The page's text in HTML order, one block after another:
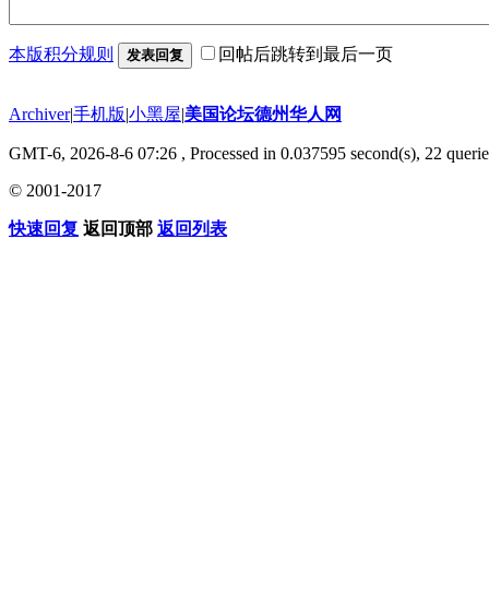
本版积分规则 发表回复 回帖后跳转到最后一页
Archiver|手机版|小黑屋|美国论坛德州华人网
GMT-6, 2026-8-6 07:26 , Processed in 0.037595 second(s), 22
© 2001-2017
快速回复 返回顶部 返回列表